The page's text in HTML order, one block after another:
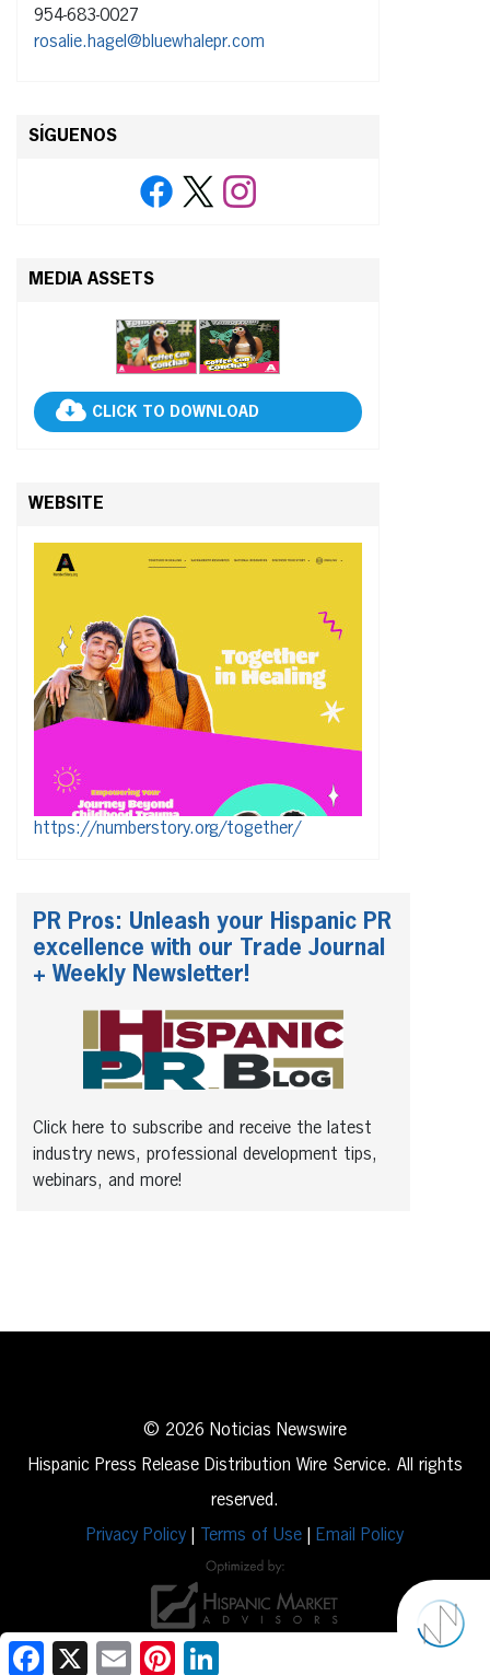
954-683-0027
rosalie.hagel@bluewhalepr.com
SÍGUENOS
MEDIA ASSETS
CLICK TO DOWNLOAD
WEBSITE
https://numberstory.org/together/
PR Pros: Unleash your Hispanic PR
excellence with our Trade Journal
+ Weekly Newsletter!
Click here to subscribe and receive the latest
industry news, professional development tips,
webinars, and more!
© 2026 Noticias Newswire
Hispanic Press Release Distribution Wire Service. All rights
reserved.
Privacy Policy
Terms of Use Email Policy
Facebook
X Email Pinterest